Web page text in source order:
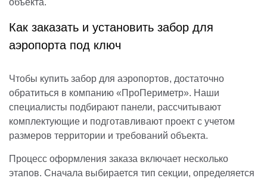
объекта.
Как заказать и установить забор для
аэропорта под ключ
Чтобы купить забор для аэропортов, достаточно
обратиться в компанию «ПроПериметр». Наши
специалисты подбирают панели, рассчитывают
комплектующие и подготавливают проект с учетом
размеров территории и требований объекта.
Процесс оформления заказа включает несколько
этапов. Сначала выбирается тип секции, определяется